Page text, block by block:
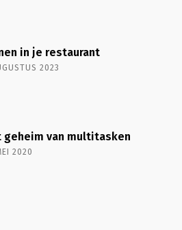
in je restaurant
2023
geheim van multitasken
2020